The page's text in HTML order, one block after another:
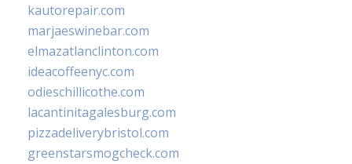
kautorepair.com
marjaeswinebar.com
elmazatlanclinton.com
ideacoffeenyc.com
odieschillicothe.com
lacantinitagalesburg.com
pizzadeliverybristol.com
greenstarsmogcheck.com